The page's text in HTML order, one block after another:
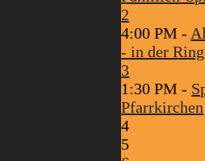
2
4:00 PM -
- in der
3
1:30 PM -
Pfarrkirchen
4
5